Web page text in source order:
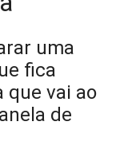
uma
fica
que vai ao
de